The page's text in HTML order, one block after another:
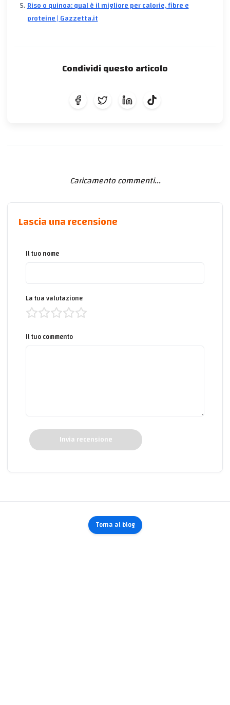
Riso o quinoa: qual è il migliore per calorie, fibre e
proteine | Gazzetta.it
Condividi questo articolo
Caricamento commenti...
Lascia una recensione
Il tuo nome
La tua valutazione
Il tuo commento
Invia recensione
Torna al blog